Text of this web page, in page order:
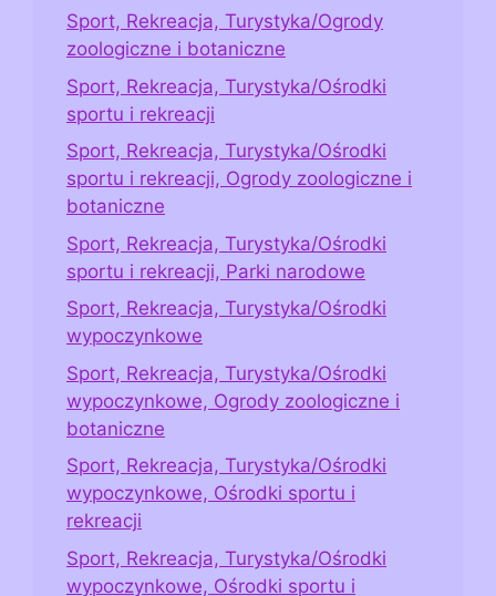
Sport, Rekreacja, Turystyka/Ogrody
zoologiczne i botaniczne
Sport, Rekreacja, Turystyka/Ośrodki
sportu i rekreacji
Sport, Rekreacja, Turystyka/Ośrodki
sportu i rekreacji, Ogrody zoologiczne i
botaniczne
Sport, Rekreacja, Turystyka/Ośrodki
sportu i rekreacji, Parki narodowe
Sport, Rekreacja, Turystyka/Ośrodki
wypoczynkowe
Sport, Rekreacja, Turystyka/Ośrodki
wypoczynkowe, Ogrody zoologiczne i
botaniczne
Sport, Rekreacja, Turystyka/Ośrodki
wypoczynkowe, Ośrodki sportu i
rekreacji
Sport, Rekreacja, Turystyka/Ośrodki
wypoczynkowe, Ośrodki sportu i